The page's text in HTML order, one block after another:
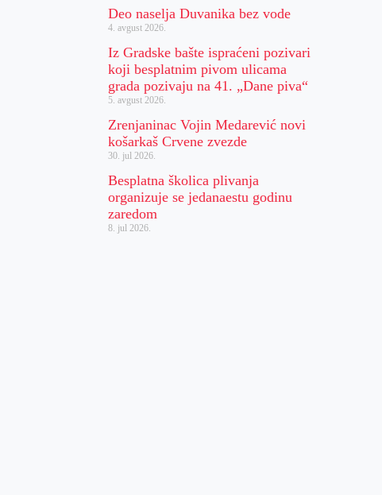
Deo naselja Duvanika bez vode
4. avgust 2026.
Iz Gradske bašte ispraćeni pozivari
koji besplatnim pivom ulicama
grada pozivaju na 41. „Dane piva“
5. avgust 2026.
Zrenjaninac Vojin Medarević novi
košarkaš Crvene zvezde
30. jul 2026.
Besplatna školica plivanja
organizuje se jedanaestu godinu
zaredom
8. jul 2026.